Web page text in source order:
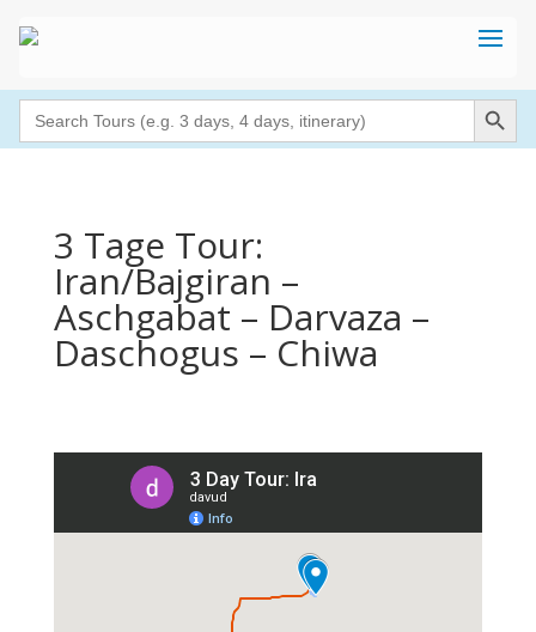
Search
for:
Search Button
3 Tage Tour:
Iran/Bajgiran –
Aschgabat – Darvaza –
Daschogus – Chiwa